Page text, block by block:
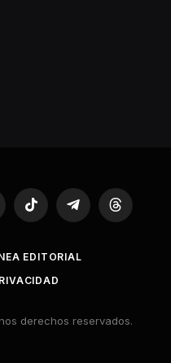
TikTok TelegramThreads
EDITORIAL
derechos reservados.